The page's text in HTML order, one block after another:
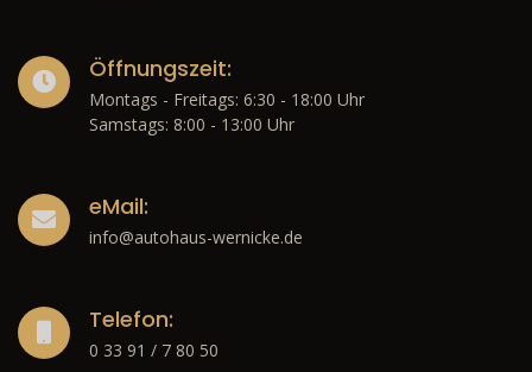
Öffnungszeit:
Montags - Freitags: 6:30 - 18:00 Uhr
Samstags: 8:00 - 13:00 Uhr
eMail:
info@autohaus-wernicke.de
Telefon:
0 33 91 / 7 80 50